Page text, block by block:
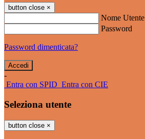
button close ×
Nome Utente
Password
Password dimenticata?
-
Entra con SPID Entra con CIE
Seleziona utente
button close ×